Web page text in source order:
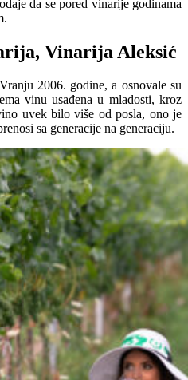
da se pored vinarije godinama
Vinarija Aleksić
2006. godine, a osnovale su
vinu usađena u mladosti, kroz
uvek bilo više od posla, ono je
sa generacije na generaciju.